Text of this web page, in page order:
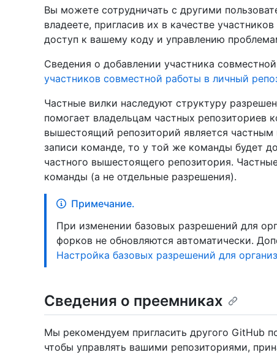
Вы можете сотрудничать с другими
владеете, пригласив их в качестве
доступ к вашему коду и управлению
Сведения о добавлении участника
участников совместной работы в личный
Частные вилки наследуют структуру
помогает владельцам частных репозиториев
вышестоящий репозиторий является частным
записи команде, то у той же команды будет
частного вышестоящего репозитория.
команды (а не отдельные разрешения).
Примечание.
При изменении базовых разрешений для
форков не обновляются автоматически.
Настройка базовых разрешений для
Сведения о преемниках
Мы рекомендуем пригласить другого GitHub
чтобы управлять вашими репозиториями,